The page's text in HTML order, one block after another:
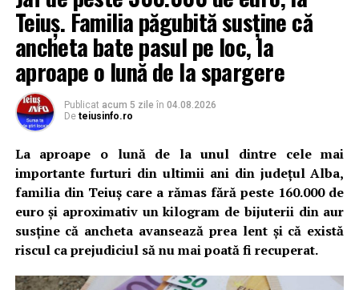
Teiuș. Familia păgubită susține că
ancheta bate pasul pe loc, la
aproape o lună de la spargere
Publicat acum 5 zile în 04.08.2026
De teiusinfo.ro
La aproape o lună de la unul dintre cele mai
importante furturi din ultimii ani din județul Alba,
familia din Teiuș care a rămas fără peste 160.000 de
euro și aproximativ un kilogram de bijuterii din aur
susține că ancheta avansează prea lent și că există
riscul ca prejudiciul să nu mai poată fi recuperat.